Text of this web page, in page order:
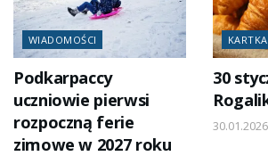
WIADOMOŚCI
Podkarpaccy
uczniowie pierwsi
rozpoczną ferie
zimowe w 2027 roku
30
30.01.2026